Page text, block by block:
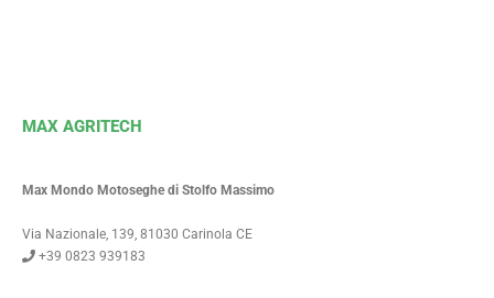
MAX AGRITECH
Max Mondo Motoseghe di Stolfo Massimo
Via Nazionale, 139, 81030 Carinola CE
+39 0823 939183